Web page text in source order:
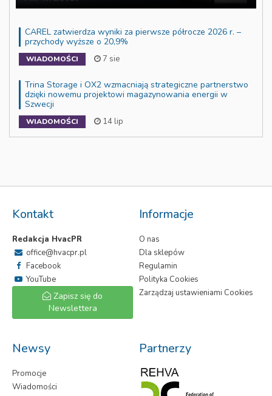
CAREL zatwierdza wyniki za pierwsze półrocze 2026 r. –
przychody wyższe o 20,9%
WIADOMOŚCI 7 sie
Trina Storage i OX2 wzmacniają strategiczne partnerstwo
dzięki nowemu projektowi magazynowania energii w
Szwecji
WIADOMOŚCI 14 lip
Kontakt
Redakcja HvacPR
office@hvacpr.pl
Facebook
YouTube
Zapisz się do
Newslettera
Informacje
O nas
Dla sklepów
Regulamin
Polityka Cookies
Zarządzaj ustawieniami Cookies
Newsy
Promocje
Wiadomości
Partnerzy